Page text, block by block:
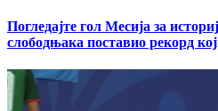
Погледајте гол Месија за
слободњака поставио рекорд